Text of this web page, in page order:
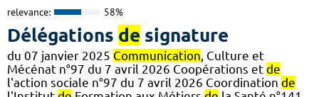
relevance: 58%
Délégations de signature
du 07 janvier 2025 Communication, Culture et
Mécénat n°97 du 7 avril 2026 Coopérations et de
l'action sociale n°97 du 7 avril 2026 Coordination de